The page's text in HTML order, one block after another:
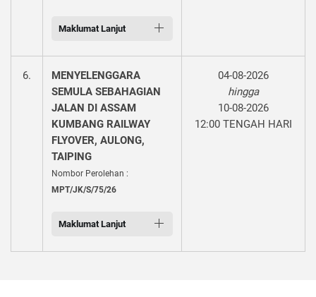
Maklumat Lanjut
6.
MENYELENGGARA
SEMULA SEBAHAGIAN
JALAN DI ASSAM
KUMBANG RAILWAY
FLYOVER, AULONG,
TAIPING
Nombor Perolehan :
MPT/JK/S/75/26
Maklumat Lanjut
04-08-2026
hingga
10-08-2026
12:00 TENGAH HARI